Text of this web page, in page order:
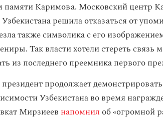
памяти Каримова. Московский центр
Узбекистана решила отказаться от
также символика с его
Так власти хотели стереть
из последнего преемника первого
продолжает
Узбекистана во время
Мирзиеев напомнил об «огромной